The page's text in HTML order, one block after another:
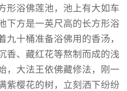
形浴佛莲池，池上有大如车
下方是一英尺高的长方形浴
九十桶准备浴佛用的香汤，
香、藏红花等熬制而成的浅
，大法王依佛藏修法，刚一
紫樱花的树，立刻洒下纷纷